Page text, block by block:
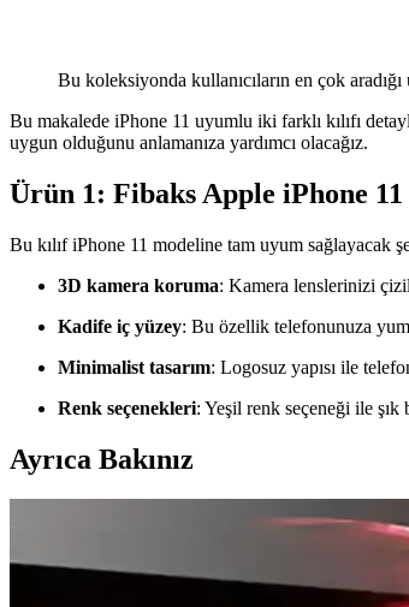
Bu koleksiyonda kullanıcıların en çok
Bu makalede iPhone 11 uyumlu iki farklı kılıfı
uygun olduğunu anlamanıza yardımcı olacağız.
Ürün 1: Fibaks Apple iPhone
Bu kılıf iPhone 11 modeline tam uyum sağlayacak
3D kamera koruma: Kamera lenslerinizi
Kadife iç yüzey: Bu özellik telefonunuza
Minimalist tasarım: Logosuz yapısı ile
Renk seçenekleri: Yeşil renk seçeneği ile şık
Ayrıca Bakınız
Prolysus Samsung Galaxy M31 Kapaklı
Prolysus'un Samsung Galaxy M31 uyumlu kapaklı